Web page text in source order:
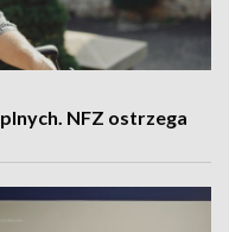
NFZ ostrzega